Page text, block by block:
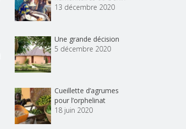
13 décembre 2020
Une grande décision
5 décembre 2020
Cueillette d’agrumes
pour l’orphelinat
18 juin 2020